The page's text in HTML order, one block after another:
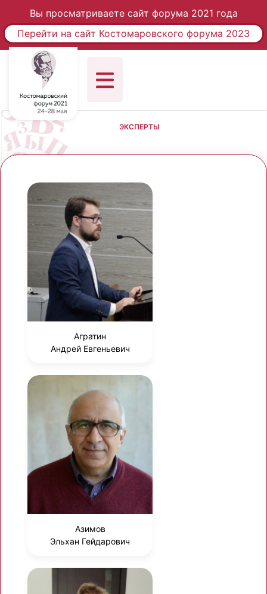
Вы просматриваете сайт форума 2021 года
Перейти на сайт Костомаровского форума 2023
ЭКСПЕРТЫ
Агратин
Андрей Евгеньевич
Азимов
Эльхан Гейдарович